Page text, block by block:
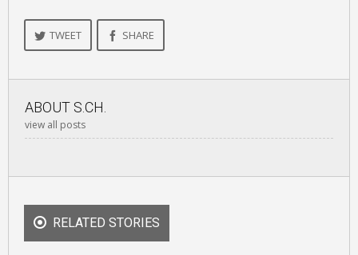
TWEET SHARE
ABOUT S.CH.
view all posts
RELATED STORIES